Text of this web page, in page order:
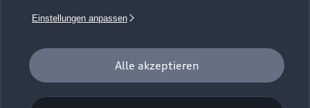
Einstellungen anpassen
Alle akzeptieren
Online-Terminvereinbarung
Servicekontakt
Bordbuch & Bedienungsanleitungen
Verträge kündigen
Audi erleben
Impressum Rechtliches
Cookie-Richtlinie
Digital Services Act
EU Data Act